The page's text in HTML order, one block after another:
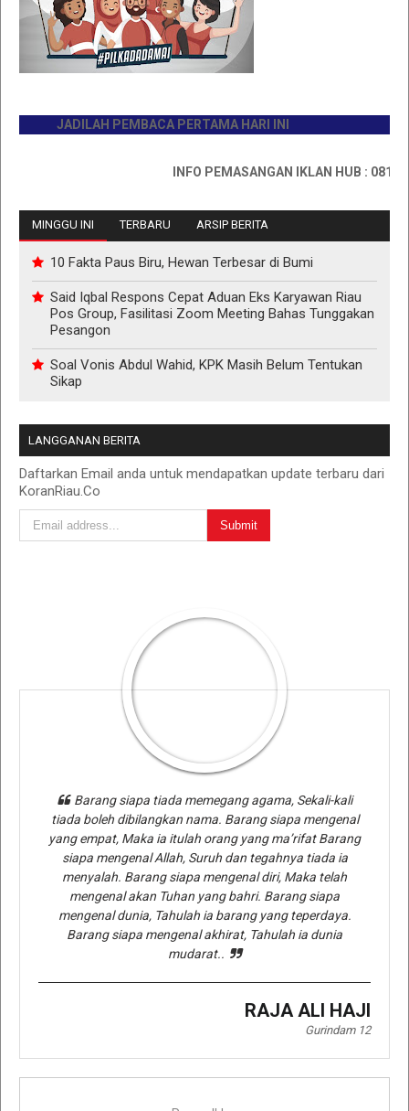
JADILAH PEMBACA PERTAMA HARI INI
INFO PEMASANGAN IKLAN HUB :
MINGGU INI TERBARU ARSIP BERITA
10 Fakta Paus Biru, Hewan Terbesar di Bumi
Said Iqbal Respons Cepat Aduan Eks Karyawan Riau
Pos Group, Fasilitasi Zoom Meeting Bahas Tunggakan
Pesangon
Soal Vonis Abdul Wahid, KPK Masih Belum Tentukan
Sikap
LANGGANAN BERITA
Daftarkan Email anda untuk mendapatkan update terbaru dari
KoranRiau.Co
Barang siapa tiada memegang agama, Sekali-kali
tiada boleh dibilangkan nama. Barang siapa mengenal
yang empat, Maka ia itulah orang yang ma’rifat Barang
siapa mengenal Allah, Suruh dan tegahnya tiada ia
menyalah. Barang siapa mengenal diri, Maka telah
mengenal akan Tuhan yang bahri. Barang siapa
mengenal dunia, Tahulah ia barang yang teperdaya.
Barang siapa mengenal akhirat, Tahulah ia dunia
mudarat..
RAJA ALI HAJI
Gurindam 12